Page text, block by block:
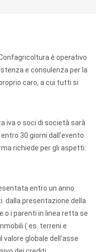
è operativo
e consulenza per la
caro, a cui tutti si
iva o soci di società sarà
30 giorni dall'evento
richiede per gli aspetti:
entro un anno
dalla presentazione della
o i parenti in linea retta se
( es. terreni e
valore globale dell'asse